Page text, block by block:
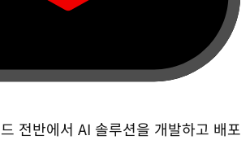
전반에서 AI 솔루션을 개발하고 배포